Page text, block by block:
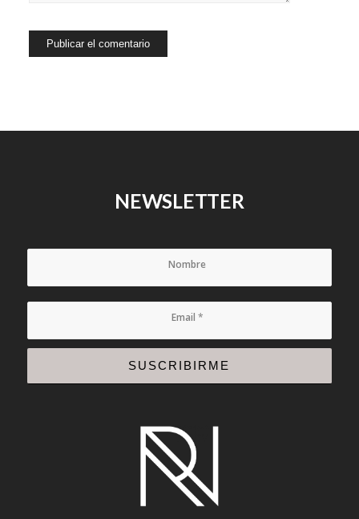
NEWSLETTER
Nombre
Email *